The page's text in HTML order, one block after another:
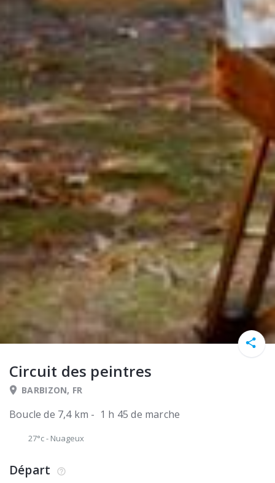
Circuit des peintres
BARBIZON, FR
Boucle de 7,4 km - 1 h 45 de marche
27°c- Nuageux
Départ